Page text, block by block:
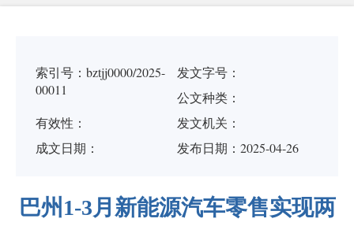
索引号：bztjj0000/2025-
00011
发文字号：
公文种类：
有效性：
发文机关：
成文日期：
发布日期：2025-04-26
巴州1-3月新能源汽车零售实现两